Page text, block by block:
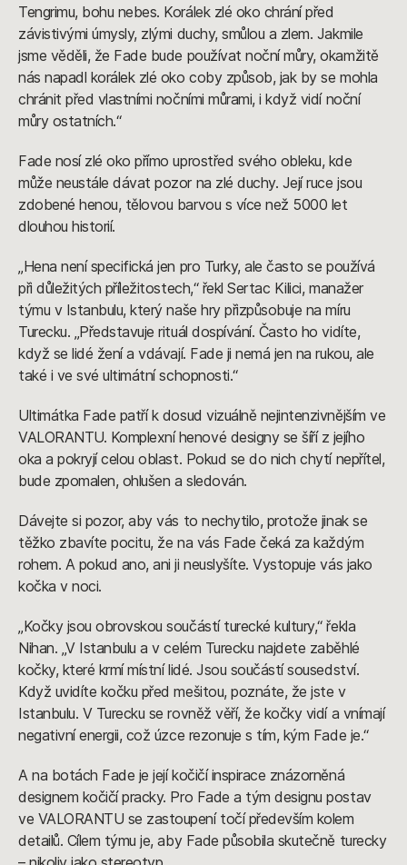
Tengrimu, bohu nebes. Korálek zlé oko chrání před
závistivými úmysly, zlými duchy, smůlou a zlem. Jakmile
jsme věděli, že Fade bude používat noční můry, okamžitě
nás napadl korálek zlé oko coby způsob, jak by se mohla
chránit před vlastními nočními můrami, i když vidí noční
můry ostatních.“
Fade nosí zlé oko přímo uprostřed svého obleku, kde
může neustále dávat pozor na zlé duchy. Její ruce jsou
zdobené henou, tělovou barvou s více než 5000 let
dlouhou historií.
„Hena není specifická jen pro Turky, ale často se používá
při důležitých příležitostech,“ řekl Sertac Kilici, manažer
týmu v Istanbulu, který naše hry přizpůsobuje na míru
Turecku. „Představuje rituál dospívání. Často ho vidíte,
když se lidé žení a vdávají. Fade ji nemá jen na rukou, ale
také i ve své ultimátní schopnosti.“
Ultimátka Fade patří k dosud vizuálně nejintenzivnějším ve
VALORANTU. Komplexní henové designy se šíří z jejího
oka a pokryjí celou oblast. Pokud se do nich chytí nepřítel,
bude zpomalen, ohlušen a sledován.
Dávejte si pozor, aby vás to nechytilo, protože jinak se
těžko zbavíte pocitu, že na vás Fade čeká za každým
rohem. A pokud ano, ani ji neuslyšíte. Vystopuje vás jako
kočka v noci.
„Kočky jsou obrovskou součástí turecké kultury,“ řekla
Nihan. „V Istanbulu a v celém Turecku najdete zaběhlé
kočky, které krmí místní lidé. Jsou součástí sousedství.
Když uvidíte kočku před mešitou, poznáte, že jste v
Istanbulu. V Turecku se rovněž věří, že kočky vidí a vnímají
negativní energii, což úzce rezonuje s tím, kým Fade je.“
A na botách Fade je její kočičí inspirace znázorněná
designem kočičí pracky. Pro Fade a tým designu postav
ve VALORANTU se zastoupení točí především kolem
detailů. Cílem týmu je, aby Fade působila skutečně turecky